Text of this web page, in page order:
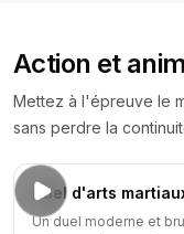
Action et
Mettez à l'épreuve le
sans perdre la
Duel d'arts
Un duel moderne et